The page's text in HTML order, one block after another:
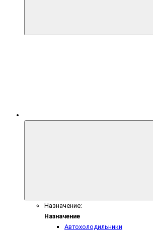
Назначение:
Назначение
Автохолодильники